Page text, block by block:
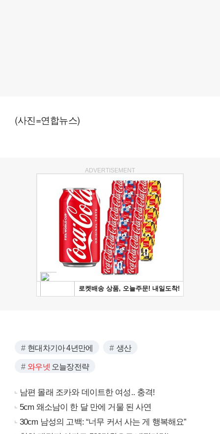
(사진=연합뉴스)
ADVERTISEMENT
현대차기아 4년만에 생산
와우넷 오늘장전략
남편 몰래 조카와 데이트한 여성.. 충격!
5cm 왜소남이 한 달 만에 거물 된 사연
30cm 남성의 고백: “너무 커서 사는 게 행복해요”